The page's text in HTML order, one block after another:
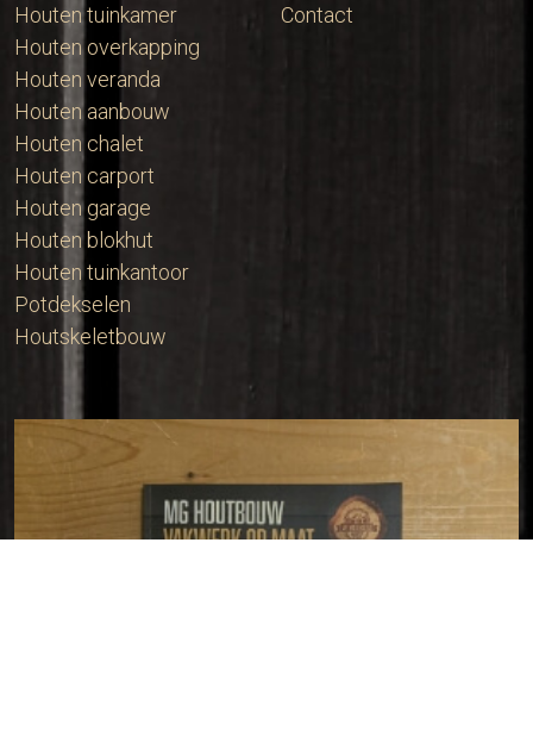
Houten tuinkamer
Houten overkapping
Houten veranda
Houten aanbouw
Houten chalet
Houten carport
Houten garage
Houten blokhut
Houten tuinkantoor
Potdekselen
Houtskeletbouw
Contact